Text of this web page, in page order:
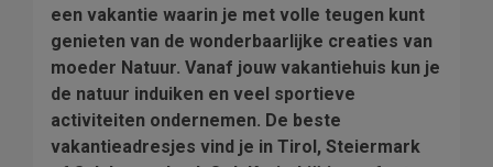
een vakantie waarin je met volle teugen kunt
genieten van de wonderbaarlijke creaties van
moeder Natuur. Vanaf jouw vakantiehuis kun je
de natuur induiken en veel sportieve
activiteiten ondernemen. De beste
vakantieadresjes vind je in Tirol, Steiermark